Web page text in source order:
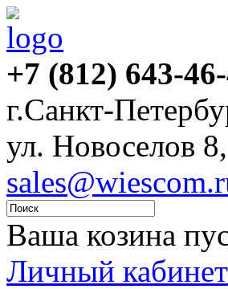
+7 (812) 643-
г.Санкт-
ул. Новоселов
Ваша козина
Личный кабинет